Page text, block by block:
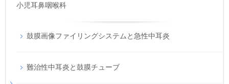
小児耳鼻咽喉科
鼓膜画像ファイリングシステムと急性中耳炎
難治性中耳炎と鼓膜チューブ